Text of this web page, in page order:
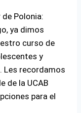
Polonia:
ya dimos
curso de
y
Les recordamos
de la UCAB
para el